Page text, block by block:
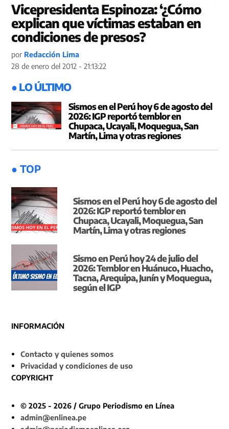
Vicepresidenta Espinoza: ‘¿Cómo
explican que víctimas estaban en
condiciones de presos?
por Redacción Lima
28 de enero del 2012 - 21:13:22
● LO ÚLTIMO
Sismos en el Perú hoy 6 de agosto del
2026: IGP reportó temblor en
Chupaca, Ucayali, Moquegua, San
Martín, Lima y otras regiones
● TOP
Sismos en el Perú hoy 6 de agosto del
2026: IGP reportó temblor en
Chupaca, Ucayali, Moquegua, San
Martín, Lima y otras regiones
Sismo en Perú hoy 24 de julio del
2026: Temblor en Huánuco, Huacho,
Tacna, Arequipa, Junín y Moquegua,
según el IGP
INFORMACIÓN
Contacto y quienes somos
Privacidad y condiciones de uso
COPYRIGHT
© 2025 - 2026 / Grupo Periodismo en Línea
admin@enlinea.pe